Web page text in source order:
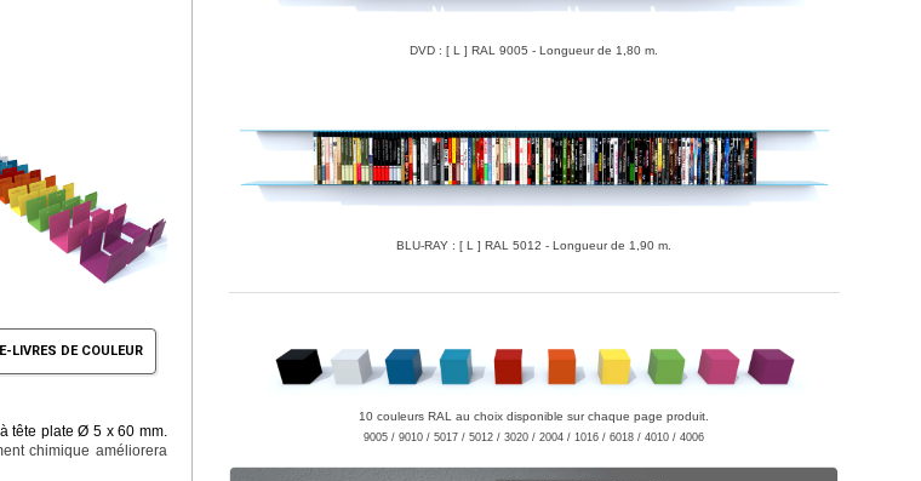
LIVRES DE COULEUR
tête plate Ø 5 x 60 mm.
chimique améliorera
DVD : [ L ] RAL 9005 - Longueur de 1,80 m.
BLU-RAY : [ L ] RAL 5012 - Longueur de 1,90 m.
10 couleurs RAL au choix disponible sur chaque page produit.
9005 / 9010 / 5017 / 5012 / 3020 / 2004 / 1016 / 6018 / 4010 / 4006